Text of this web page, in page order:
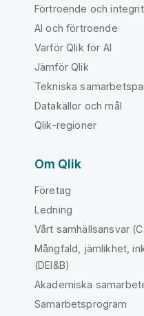
Förtroende och
AI och förtroende
Varför Qlik för AI
Jämför Qlik
Tekniska
Datakällor och mål
Qlik-regioner
Om Qlik
Företag
Ledning
Vårt samhällsansvar
Mångfald, jämlikhet,
(DEI&B)
Akademiska
Samarbetsprogram